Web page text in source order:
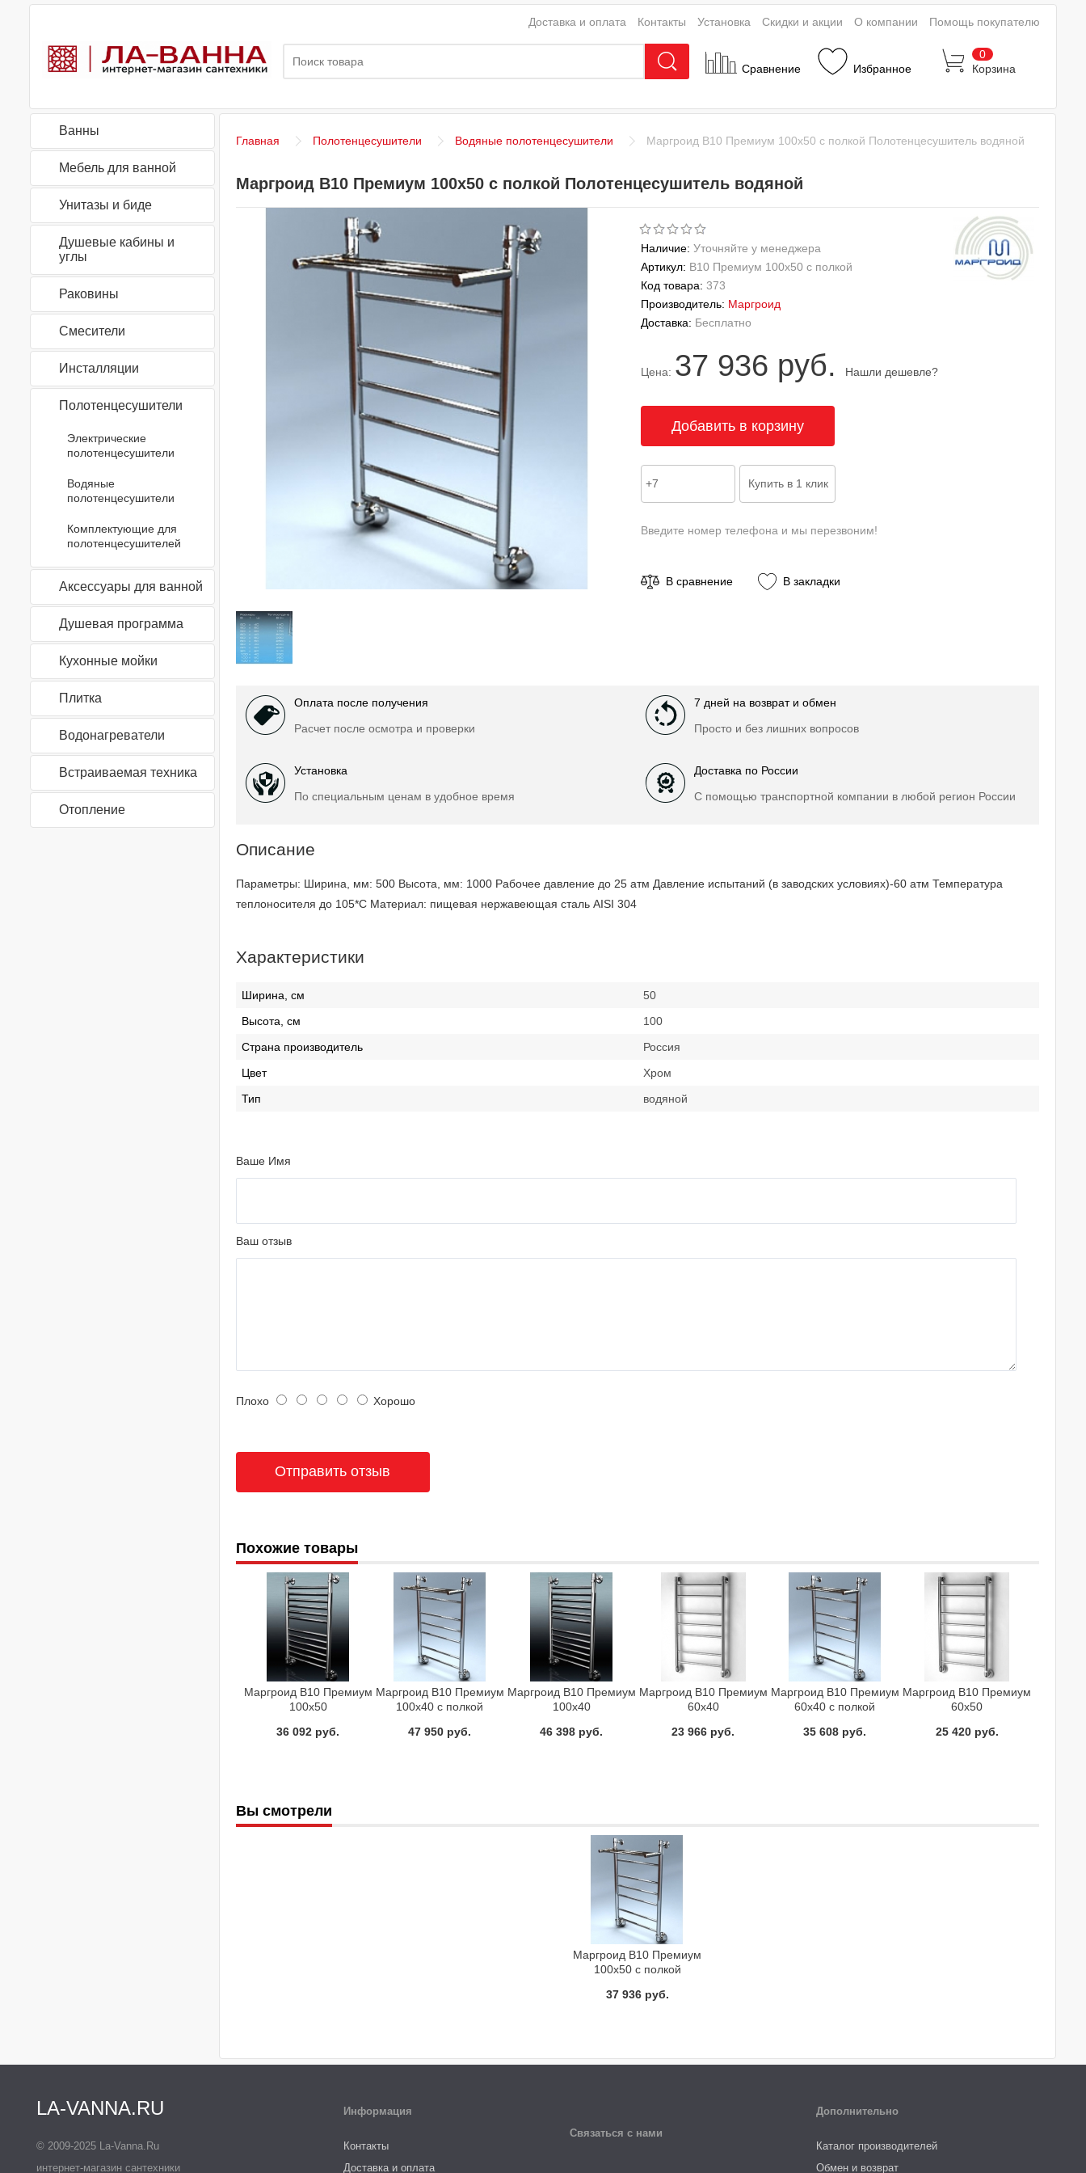
Сравнение Избранное
0
Корзина
Доставка и оплата Контакты Установка Скидки и акции О компании Помощь покупателю
Ванны
Мебель для ванной
Унитазы и биде
Душевые кабины и
углы
Раковины
Смесители
Инсталляции
Полотенцесушители
Электрические
полотенцесушители
Водяные
полотенцесушители
Комплектующие для
полотенцесушителей
Аксессуары для ванной
Душевая программа
Кухонные мойки
Плитка
Водонагреватели
Встраиваемая техника
Отопление
Главная Полотенцесушители Водяные полотенцесушители Маргроид В10 Премиум 100x50 с полкой Полотенцесушитель водяной
Маргроид В10 Премиум 100x50 с полкой Полотенцесушитель водяной
Наличие: Уточняйте у менеджера
Артикул: В10 Премиум 100x50 с полкой
Код товара: 373
Производитель: Маргроид
Доставка: Бесплатно
Цена: 37 936 руб. Нашли дешевле?
Введите номер телефона и мы перезвоним!
В сравнение В закладки
Оплата после получения
Расчет после осмотра и проверки
7 дней на возврат и обмен
Просто и без лишних вопросов
Установка
По специальным ценам в удобное время
Доставка по России
С помощью транспортной компании в любой регион России
Описание
Параметры: Ширина, мм: 500 Высота, мм: 1000 Рабочее давление до 25 атм Давление испытаний (в заводских условиях)-60 атм Температура
теплоносителя до 105*С Материал: пищевая нержавеющая сталь AISI 304
Характеристики
Ширина, см
50
Высота, см
100
Страна производитель
Россия
Цвет
Хром
Тип
водяной
Ваше Имя
Ваш отзыв
Плохо Хорошо
Похожие товары
Маргроид В10 Премиум
100x50
водяной
36 092 руб.
Маргроид В10 Премиум
100x40 с полкой
водяной
47 950 руб.
Маргроид В10 Премиум
100x40
водяной
46 398 руб.
Маргроид В10 Премиум
60x40
водяной
23 966 руб.
Маргроид В10 Премиум
60x40 с полкой
водяной
35 608 руб.
Маргроид В10 Премиум
60x50
водяной
25 420 руб.
Вы смотрели
Маргроид В10 Премиум
100x50 с полкой
водяной
37 936 руб.
LA-VANNA.RU
© 2009-2025 La-Vanna.Ru
интернет-магазин сантехники
Информация
Контакты
Доставка и оплата
Связаться с нами
Дополнительно
Каталог производителей
Обмен и возврат